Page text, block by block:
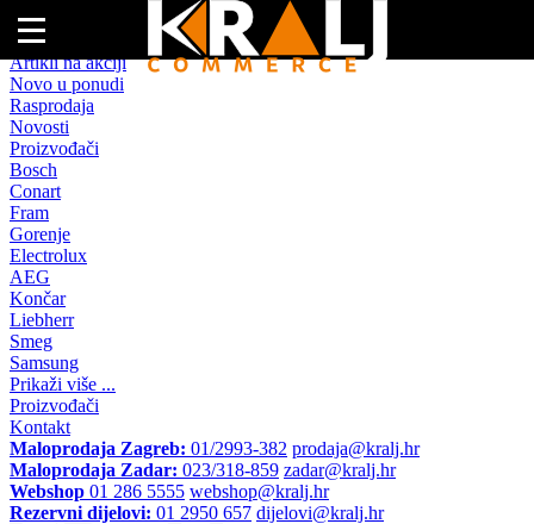
Naslovna
Artikli na akciji
Novo u ponudi
Rasprodaja
Novosti
Proizvođači
Bosch
Conart
Fram
Gorenje
Electrolux
AEG
Končar
Liebherr
Smeg
Samsung
Prikaži više ...
Proizvođači
Kontakt
Maloprodaja Zagreb: 01/2993-382 prodaja@kralj.hr
Maloprodaja Zadar: 023/318-859 zadar@kralj.hr
Webshop 01 286 5555 webshop@kralj.hr
Rezervni dijelovi: 01 2950 657 dijelovi@kralj.hr